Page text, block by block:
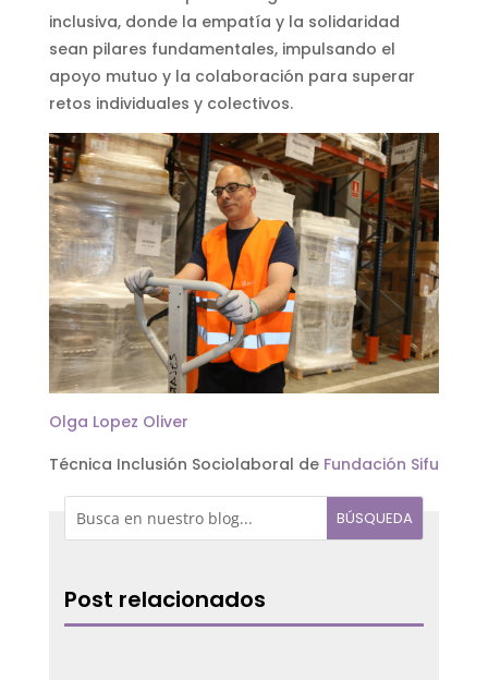
inclusiva, donde la empatía y la solidaridad
sean pilares fundamentales, impulsando el
apoyo mutuo y la colaboración para superar
retos individuales y colectivos.
Olga Lopez Oliver
Técnica Inclusión Sociolaboral de Fundación Sifu
Post relacionados